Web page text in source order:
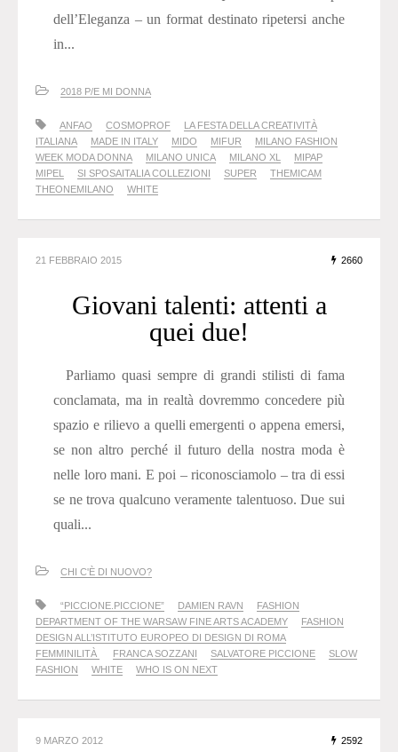
dell’Eleganza – un format destinato ripetersi anche
in...
2018 P/E MI DONNA
ANFAO COSMOPROF
LA FESTA DELLA CREATIVITÀ
ITALIANA
MADE IN ITALY MIDO MIFUR
MILANO FASHION
WEEK MODA DONNA
MILANO UNICA MILANO XL
MIPAP
MIPEL
SI SPOSAITALIA COLLEZIONI SUPER
THEMICAM
THEONEMILANO
WHITE
21 FEBBRAIO 2015 2660
Giovani talenti: attenti a
quei due!
Parliamo quasi sempre di grandi stilisti di fama
conclamata, ma in realtà dovremmo concedere più
spazio e rilievo a quelli emergenti o appena emersi,
se non altro perché il futuro della nostra moda è
nelle loro mani. E poi – riconosciamolo – tra di essi
se ne trova qualcuno veramente talentuoso. Due sui
quali...
CHI C'È DI NUOVO?
“PICCIONE.PICCIONE” DAMIEN RAVN
FASHION
DEPARTMENT OF THE WARSAW FINE ARTS ACADEMY
FASHION
DESIGN ALL’ISTITUTO EUROPEO DI DESIGN DI ROMA
FEMMINILITÀ
FRANCA SOZZANI SALVATORE PICCIONE
SLOW
FASHION
WHITE WHO IS ON NEXT
9 MARZO 2012 2592